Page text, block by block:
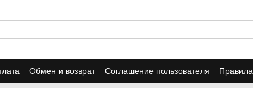
Обмен и возврат Соглашение пользователя Правила